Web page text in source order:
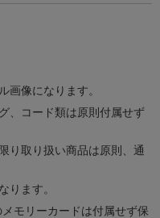
画像になります。
、コード類は原則付属せず
り取り扱い商品は原則、通
ります。
モリーカードは付属せず保